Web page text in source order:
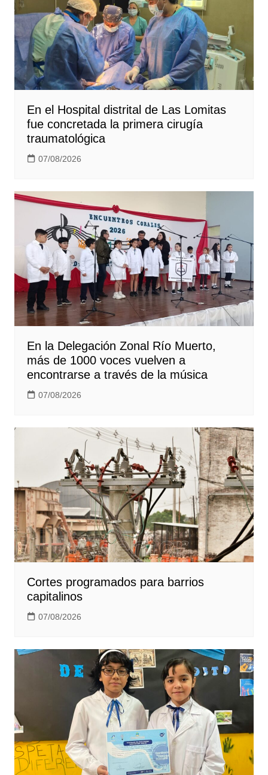
En el Hospital distrital de Las Lomitas
fue concretada la primera cirugía
traumatológica
07/08/2026
En la Delegación Zonal Río Muerto,
más de 1000 voces vuelven a
encontrarse a través de la música
07/08/2026
Cortes programados para barrios
capitalinos
07/08/2026